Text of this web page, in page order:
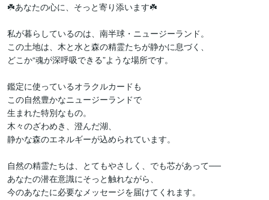
☘️あなたの心に、そっと寄り添います☘️
私が暮らしているのは、南半球・ニュージーランド。
この土地は、木と水と森の精霊たちが静かに息づく、
どこか“魂が深呼吸できる”ような場所です。
鑑定に使っているオラクルカードも
この自然豊かなニュージーランドで
生まれた特別なもの。
木々のざわめき、澄んだ湖、
静かな森のエネルギーが込められています。
自然の精霊たちは、とてもやさしく、でも芯があって──
あなたの潜在意識にそっと触れながら、
今のあなたに必要なメッセージを届けてくれます。